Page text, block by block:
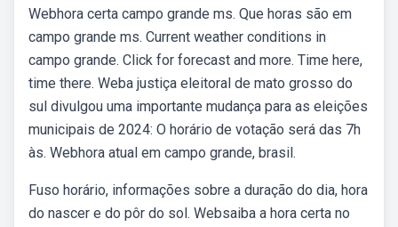
Webhora certa campo grande ms. Que horas são em
campo grande ms. Current weather conditions in
campo grande. Click for forecast and more. Time here,
time there. Weba justiça eleitoral de mato grosso do
sul divulgou uma importante mudança para as eleições
municipais de 2024: O horário de votação será das 7h
às. Webhora atual em campo grande, brasil.
Fuso horário, informações sobre a duração do dia, hora
do nascer e do pôr do sol. Websaiba a hora certa no